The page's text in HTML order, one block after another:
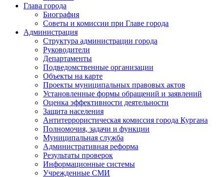
Глава города
Биография
Советы и комиссии при Главе города
Администрация
Структура администрации города
Руководители
Департаменты
Подведомственные организации
Объекты на карте
Проекты муниципальных правовых актов
Установленные формы обращений и заявлений
Оценка эффективности деятельности
Защита населения
Антитеррористическая комиссия города Кургана
Полномочия, задачи и функции
Муниципальная служба
Административная реформа
Результаты проверок
Информационные системы
Учрежденные СМИ